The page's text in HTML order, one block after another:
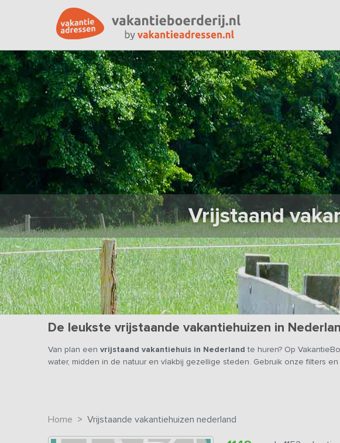
Vrijstaand
De leukste vrijstaande vakantiehuizen in
Van plan een vrijstaand vakantiehuis in Nederland te huren? Op
water, midden in de natuur en vlakbij gezellige steden. Gebruik onze filters
Home Vrijstaande vakantiehuizen nederland